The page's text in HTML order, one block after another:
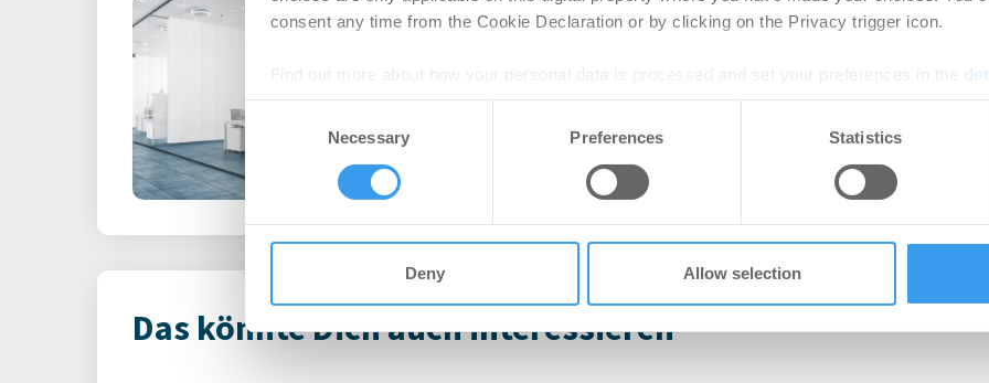
consent any time from the Cookie Declaration or by clicking on the Privacy trigger icon.
We use cookies to personalise content and ads, to provide social media features and to
other information that you’ve provided to them or that they’ve collected from your use of their
Consent
Necessary Preferences Statistics
Deny Allow selection
Positive Aussichten stabilisieren
Finanzierungsindex Difi
Rahmenbedingungen verbessern sich für
Kreditnehmer
JLL
mit
Das könnte Dich auch interessieren